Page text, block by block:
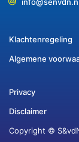
Klachtenregeling
Algemene
Privacy
Disclaimer
Copyright ©